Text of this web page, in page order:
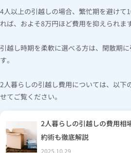
4人以上の引越しの場合、繁忙期を避けて
れば、およそ8万円ほど費用を抑えられます
引越し時期を柔軟に選べる方は、閑散期
す。
2人暮らしの引越し費用については、以下
せてご覧ください。
2人暮らしの引越しの費用相
約術も徹底解説
2025.10.29